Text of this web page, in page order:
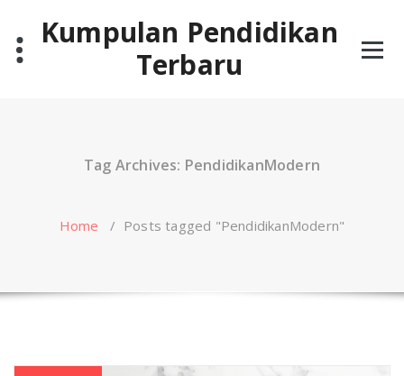
contentKumpulan Pendidikan
Terbaru
Tag Archives: PendidikanModern
Home / Posts tagged "PendidikanModern"